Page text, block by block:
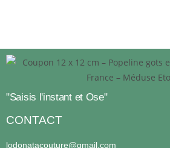
"Saisis l'instant et Ose"
CONTACT
lodonatacouture@gmail.com